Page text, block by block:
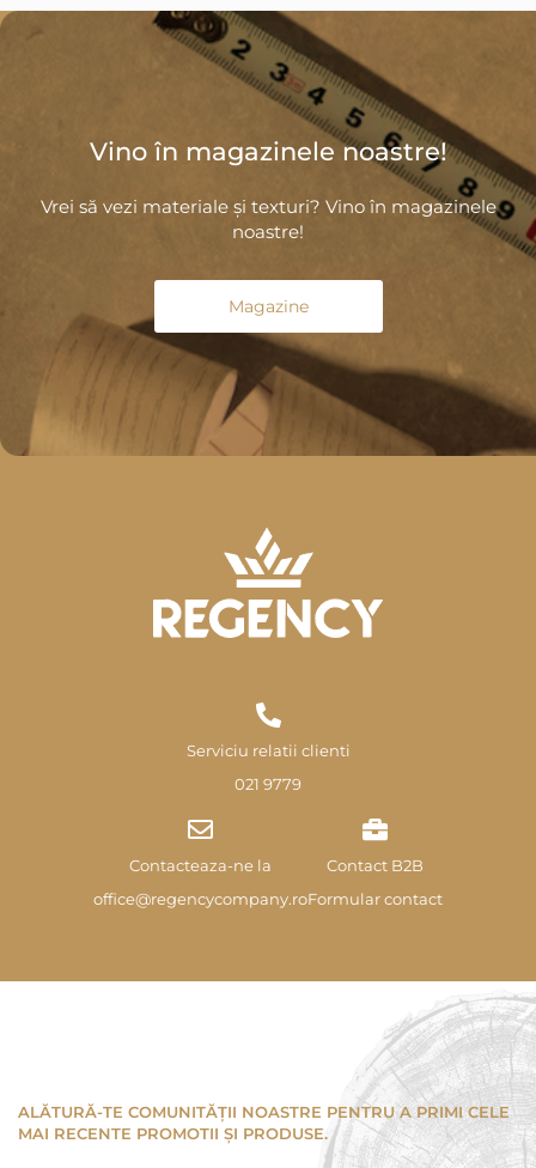
Vino în magazinele noastre!
Vrei să vezi materiale și texturi? Vino în magazinele
noastre!
Magazine
Serviciu relatii clienti
021 9779
Contacteaza-ne la
office@regencycompany.ro
Contact B2B
Formular contact
ALĂTURĂ-TE COMUNITĂȚII NOASTRE PENTRU A PRIMI CELE
MAI RECENTE PROMOTII ȘI PRODUSE.